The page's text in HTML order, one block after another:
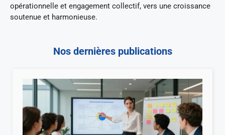
opérationnelle et engagement collectif, vers une croissance
soutenue et harmonieuse.
Nos dernières publications